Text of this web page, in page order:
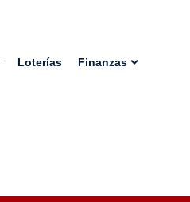
Loterías Finanzas